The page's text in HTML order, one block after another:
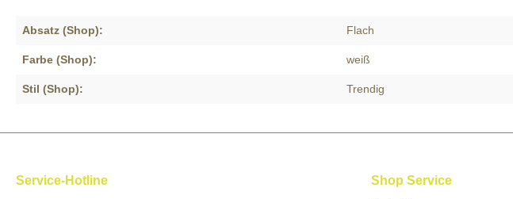
Absatz (Shop): Flach
Farbe (Shop): weiß
Stil (Shop): Trendig
Service-Hotline Shop Service